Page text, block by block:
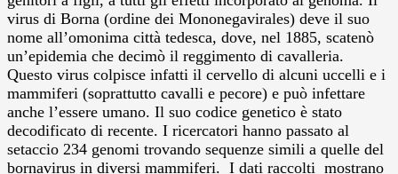
virus di Borna (ordine dei Mononegavirales) deve il suo
nome all’omonima città tedesca, dove, nel 1885, scatenò
un’epidemia che decimò il reggimento di cavalleria.
Questo virus colpisce infatti il cervello di alcuni uccelli e i
mammiferi (soprattutto cavalli e pecore) e può infettare
anche l’essere umano. Il suo codice genetico è stato
decodificato di recente. I ricercatori hanno passato al
setaccio 234 genomi trovando sequenze simili a quelle del
bornavirus in diversi mammiferi. I dati raccolti mostrano